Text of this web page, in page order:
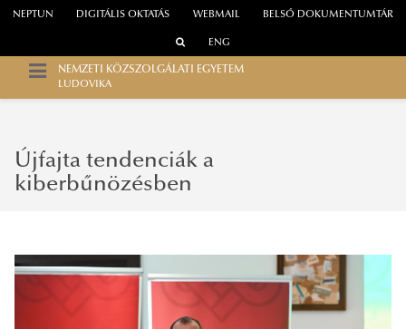
WEBMAIL
NEPTUN DIGITÁLIS OKTATÁS BELSŐ DOKUMENTUMTÁR
ENG
NEMZETI KÖZSZOLGÁLATI EGYETEM
LUDOVIKA
Újfajta tendenciák a
kiberbűnözésben